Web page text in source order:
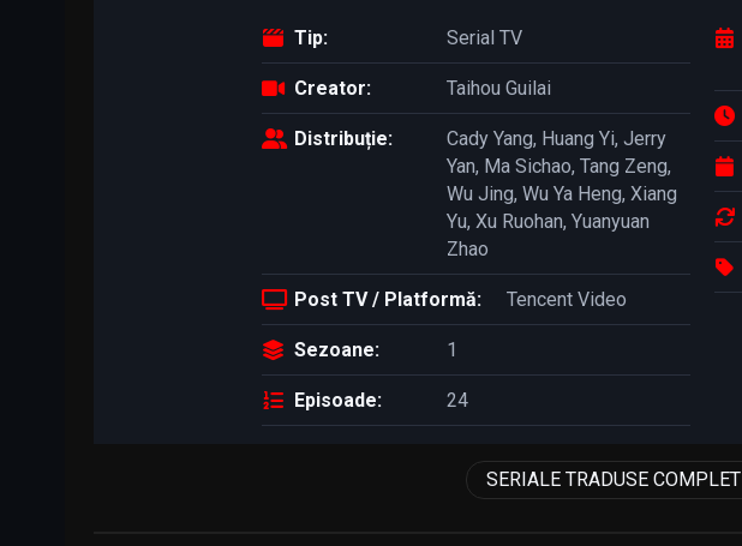
Tip: Serial TV
Creator: Taihou Guilai
Distribuție: Cady Yang, Huang Yi,Jerry
Yan, Ma Sichao,Tang Zeng,
Wu Jing,Wu Ya Heng,Xiang
Yu,Xu Ruohan,Yuanyuan
Zhao
Post TV / Platformă: Tencent Video
Sezoane: 1
Episoade: 24
SERIALE TRADUSE COMPLET